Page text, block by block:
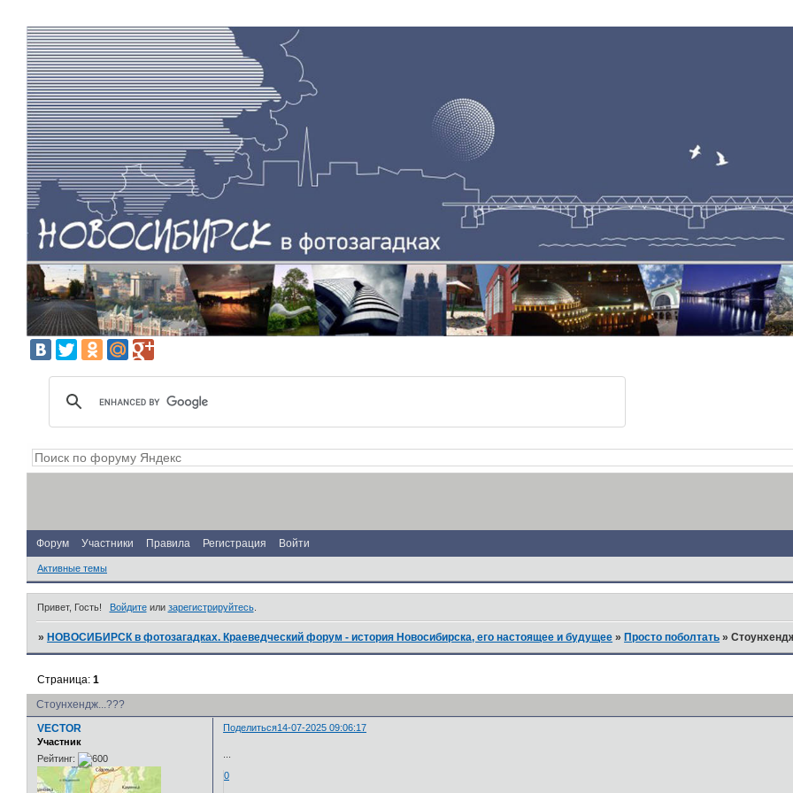
Форум Участники Правила Регистрация Войти
Активные темы
Привет, Гость! Войдитеили зарегистрируйтесь.
»НОВОСИБИРСК в фотозагадках. Краеведческий форум - история Новосибирска, его настоящее и будущее »Просто поболтать »
Стоунхендж...???
Страница:1
Поделиться14-07-2025 09:06:17
VECTOR
Участник
Рейтинг:
0